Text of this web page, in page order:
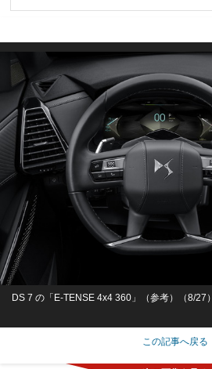
DS 7 の「E-TENSE 4x4 360」（参考）（8/27）
この記事へ戻る